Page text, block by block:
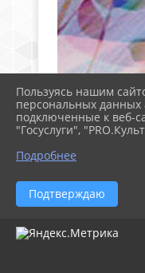
Пользуясь нашим
персональных данных
подключенные к веб-
"Госуслуги",
Подробнее
Подтверждаю